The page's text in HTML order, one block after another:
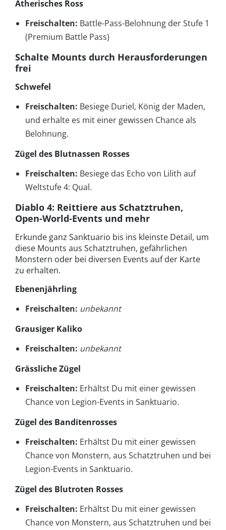
Ätherisches Ross
Freischalten: Battle-Pass-Belohnung der Stufe 1
(Premium Battle Pass)
Schalte Mounts durch Herausforderungen
frei
Schwefel
Freischalten: Besiege Duriel, König der Maden,
und erhalte es mit einer gewissen Chance als
Belohnung.
Zügel des Blutnassen Rosses
Freischalten: Besiege das Echo von Lilith auf
Weltstufe 4: Qual.
Diablo 4: Reittiere aus Schatztruhen,
Open-World-Events und mehr
Erkunde ganz Sanktuario bis ins kleinste Detail, um
diese Mounts aus Schatztruhen, gefährlichen
Monstern oder bei diversen Events auf der Karte
zu erhalten.
Ebenenjährling
Freischalten: unbekannt
Grausiger Kaliko
Freischalten: unbekannt
Grässliche Zügel
Freischalten: Erhältst Du mit einer gewissen
Chance von Legion-Events in Sanktuario.
Zügel des Banditenrosses
Freischalten: Erhältst Du mit einer gewissen
Chance von Monstern, aus Schatztruhen und bei
Legion-Events in Sanktuario.
Zügel des Blutroten Rosses
Freischalten: Erhältst Du mit einer gewissen
Chance von Monstern, aus Schatztruhen und bei